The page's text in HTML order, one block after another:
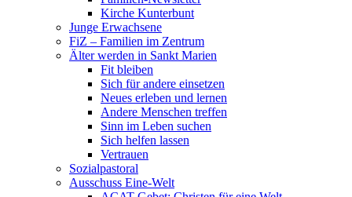
Kirche Kunterbunt
Junge Erwachsene
FiZ – Familien im Zentrum
Älter werden in Sankt Marien
Fit bleiben
Sich für andere einsetzen
Neues erleben und lernen
Andere Menschen treffen
Sinn im Leben suchen
Sich helfen lassen
Vertrauen
Sozialpastoral
Ausschuss Eine-Welt